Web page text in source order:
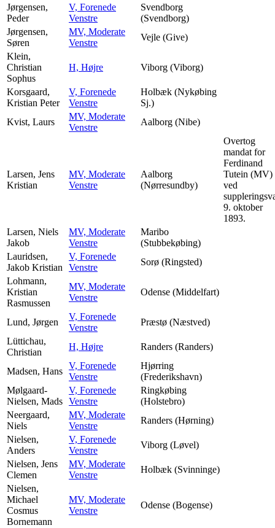
Jørgensen,
Peder
V, Forenede
Venstre
Svendborg
(Svendborg)
Jørgensen,
Søren
MV, Moderate
Venstre
Vejle (Give)
Klein,
Christian
Sophus
H, Højre Viborg (Viborg)
Korsgaard,
Kristian Peter
V, Forenede
Venstre
Holbæk (Nykøbing
Sj.)
Kvist, Laurs
MV, Moderate
Venstre
Aalborg (Nibe)
Larsen, Jens
Kristian
MV, Moderate
Venstre
Aalborg
(Nørresundby)
Overtog
mandat for
Ferdinand
Tutein (MV)
ved
9. oktober
1893.
Larsen, Niels
Jakob
MV, Moderate
Venstre
Maribo
(Stubbekøbing)
Lauridsen,
Jakob Kristian
V, Forenede
Venstre
Sorø (Ringsted)
Lohmann,
Kristian
Rasmussen
MV, Moderate
Venstre
Odense (Middelfart)
Lund, Jørgen
V, Forenede
Venstre
Præstø (Næstved)
Lüttichau,
Christian
H, Højre Randers (Randers)
Madsen, Hans
V, Forenede
Venstre
Hjørring
(Frederikshavn)
Mølgaard-
Nielsen, Mads
V, Forenede
Venstre
Ringkøbing
(Holstebro)
Neergaard,
Niels
MV, Moderate
Venstre
Randers (Hørning)
Nielsen,
Anders
V, Forenede
Venstre
Viborg (Løvel)
Nielsen, Jens
Clemen
MV, Moderate
Venstre
Holbæk (Svinninge)
Nielsen,
Michael
Cosmus
Bornemann
MV, Moderate
Venstre
Odense (Bogense)